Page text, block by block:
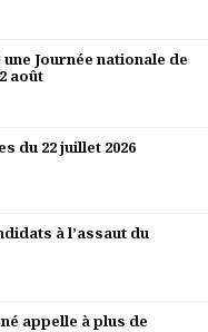
Journée nationale de
août
du 22 juillet 2026
à l’assaut du
appelle à plus de